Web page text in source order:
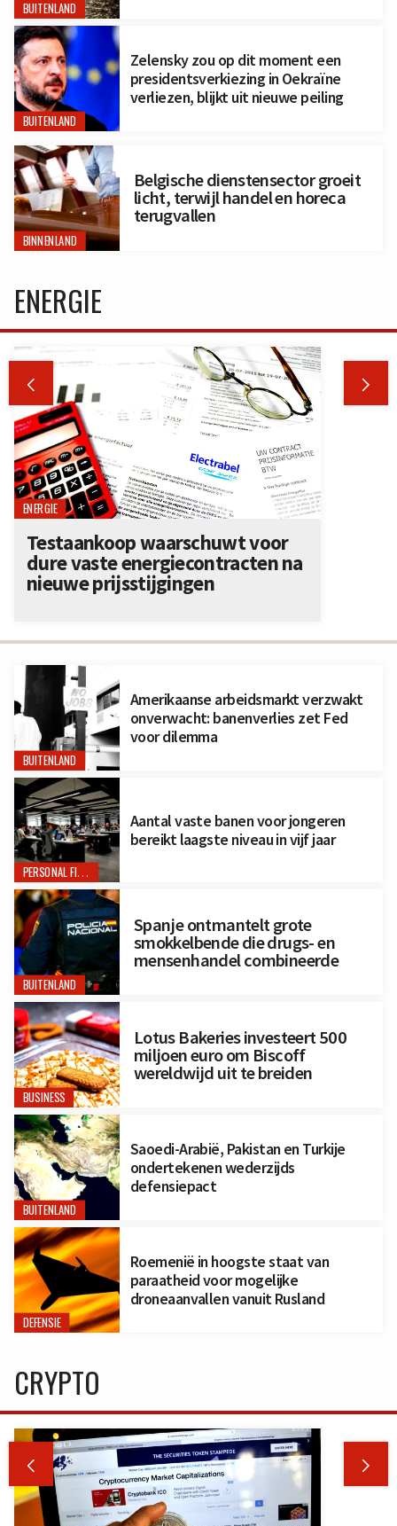
BUITENLAND
BUITENLAND
Zelensky zou op dit moment een
presidentsverkiezing in Oekraïne
verliezen, blijkt uit nieuwe peiling
BINNENLAND
Belgische dienstensector groeit
licht, terwijl handel en horeca
terugvallen
BUITENLAND
Amerikaanse arbeidsmarkt verzwakt
onverwacht: banenverlies zet Fed
voor dilemma
PERSONAL FINANCE
Aantal vaste banen voor jongeren
bereikt laagste niveau in vijf jaar
BUITENLAND
Spanje ontmantelt grote
smokkelbende die drugs- en
mensenhandel combineerde
BUSINESS
Lotus Bakeries investeert 500
miljoen euro om Biscoff
wereldwijd uit te breiden
BUITENLAND
Saoedi-Arabië, Pakistan en Turkije
ondertekenen wederzijds
defensiepact
DEFENSIE
Roemenië in hoogste staat van
paraatheid voor mogelijke
droneaanvallen vanuit Rusland
ENERGIE
 
ENERGIE
Testaankoop waarschuwt voor
dure vaste energiecontracten na
nieuwe prijsstijgingen
CRYPTO
 